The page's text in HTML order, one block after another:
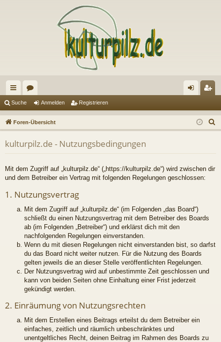
ch
ne
llz
ug
en m
el
ist
rie
Suche Anmelden Registrieren
Foren-Übersicht
u
kulturpilz.de - Nutzungsbedingungen
Mit dem Zugriff auf „kulturpilz.de“ („https://kulturpilz.de“) wird zwischen dir
und dem Betreiber ein Vertrag mit folgenden Regelungen geschlossen:
1. Nutzungsvertrag
Mit dem Zugriff auf „kulturpilz.de“ (im Folgenden „das Board“)
schließt du einen Nutzungsvertrag mit dem Betreiber des Boards
ab (im Folgenden „Betreiber“) und erklärst dich mit den
nachfolgenden Regelungen einverstanden.
Wenn du mit diesen Regelungen nicht einverstanden bist, so darfst
du das Board nicht weiter nutzen. Für die Nutzung des Boards
gelten jeweils die an dieser Stelle veröffentlichten Regelungen.
Der Nutzungsvertrag wird auf unbestimmte Zeit geschlossen und
kann von beiden Seiten ohne Einhaltung einer Frist jederzeit
gekündigt werden.
2. Einräumung von Nutzungsrechten
Mit dem Erstellen eines Beitrags erteilst du dem Betreiber ein
einfaches, zeitlich und räumlich unbeschränktes und
unentgeltliches Recht, deinen Beitrag im Rahmen des Boards zu